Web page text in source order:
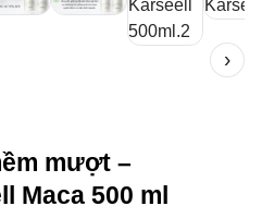
›
mượt –
Maca 500 ml